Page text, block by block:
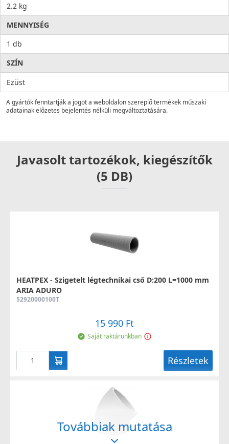
2.2 kg
MENNYISÉG
1 db
SZÍN
Ezüst
A gyártók fenntartják a jogot a weboldalon szereplő termékek műszaki
adatainak előzetes bejelentés nélküli megváltoztatására.
Javasolt tartozékok, kiegészítők
(5 DB)
HEATPEX - Szigetelt légtechnikai cső D:200 L=1000 mm
ARIA ADURO
52920000100T
15 990 Ft
Saját raktárunkban
Részletek
Továbbiak mutatása